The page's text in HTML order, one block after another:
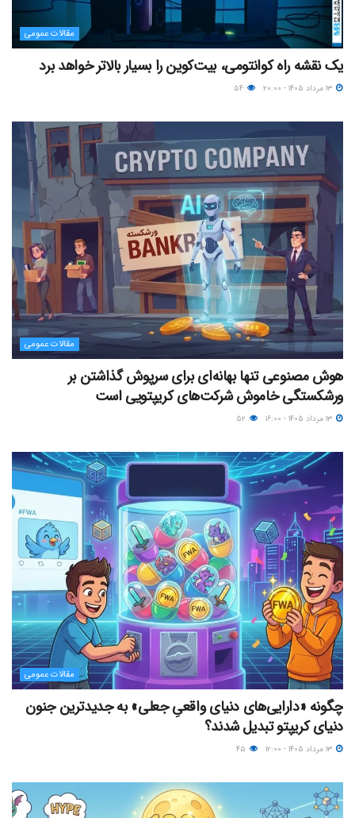
مقالات عمومی
یک نقشه راه کوانتومی، بیت‌کوین را بسیار بالاتر خواهد برد
مقالات عمومی
هوش مصنوعی تنها بهانه‌ای برای سرپوش گذاشتن بر
ورشکستگی خاموش شرکت‌های کریپتویی است
مقالات عمومی
چگونه «دارایی‌های دنیای واقعیِ جعلی» به جدیدترین جنون
دنیای کریپتو تبدیل شدند؟